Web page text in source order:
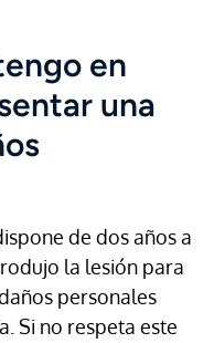
en
una
de dos años a
la lesión para
personales
Si no respeta este